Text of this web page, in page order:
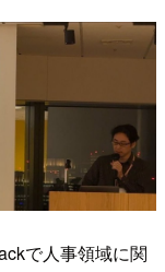
で人事領域に関